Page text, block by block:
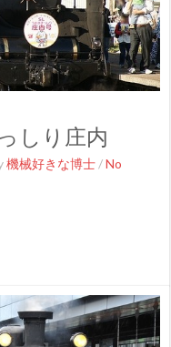
しり庄内
機械好きな博士 /No